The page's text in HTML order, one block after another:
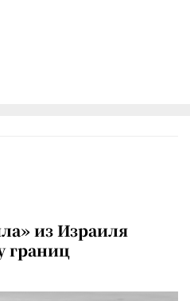
из Израиля
границ